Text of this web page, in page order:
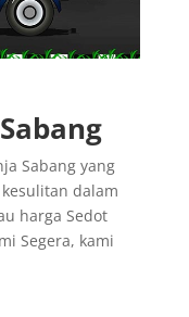
Sabang yang
dalam
harga Sedot
Segera, kami